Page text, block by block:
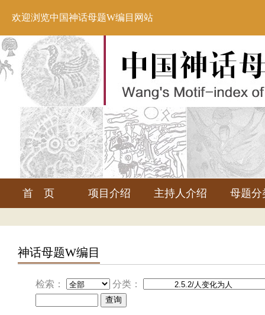
欢迎浏览中国神话母题W编目网站
首 页 项目介绍 主持人介绍 母题分
神话母题W编目
检索： 分类：